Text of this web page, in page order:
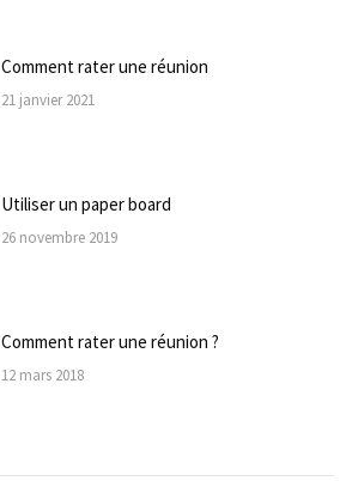
Comment rater une réunion
21 janvier 2021
Utiliser un paper board
26 novembre 2019
Comment rater une réunion ?
12 mars 2018